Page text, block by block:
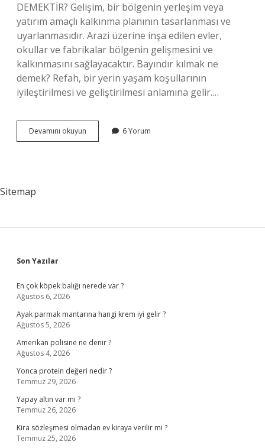
DEMEKTİR? Gelişim, bir bölgenin yerleşim veya
yatırım amaçlı kalkınma planının tasarlanması ve
uyarlanmasıdır. Arazi üzerine inşa edilen evler,
okullar ve fabrikalar bölgenin gelişmesini ve
kalkınmasını sağlayacaktır. Bayındır kılmak ne
demek? Refah, bir yerin yaşam koşullarının
iyileştirilmesi ve geliştirilmesi anlamına gelir.…
Devamını okuyun Bayındır
Olmak
6 Yorum
Sitemap
Sidebar
Son Yazılar
En çok köpek balığı nerede var ?
Ağustos 6, 2026
Ayak parmak mantarına hangi krem iyi gelir ?
Ağustos 5, 2026
Amerikan polisine ne denir ?
Ağustos 4, 2026
Yonca protein değeri nedir ?
Temmuz 29, 2026
Yapay altın var mı ?
Temmuz 26, 2026
Kira sözleşmesi olmadan ev kiraya verilir mi ?
Temmuz 25, 2026